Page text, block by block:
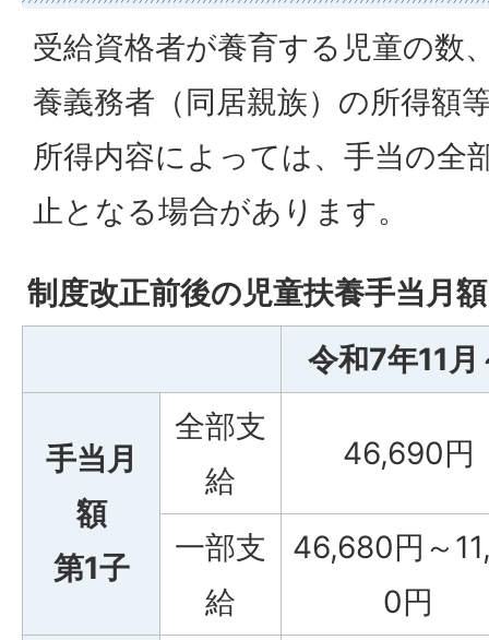
受給資格者が養育する児童の数
養義務者（同居親族）の所得額
所得内容によっては、手当の全
止となる場合があります。
制度改正前後の児童扶養手当月額
令和7年11月
手当月
額
第1子
全部支
給
46,690円
一部支
給
46,680円～
0円